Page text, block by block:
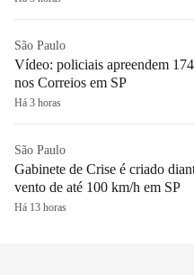
São Paulo
Vídeo: policiais apreendem
nos Correios em SP
Há 3 horas
São Paulo
Gabinete de Crise é criado
vento de até 100 km/h em SP
Há 13 horas